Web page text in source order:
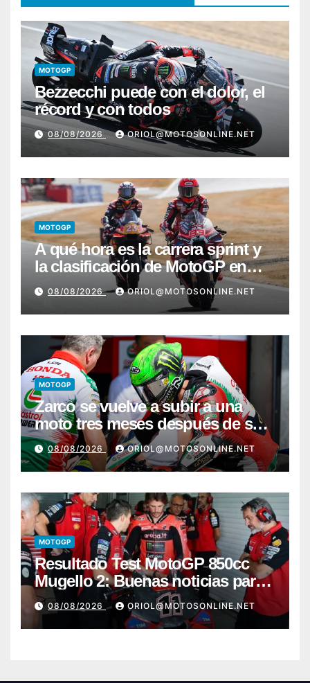
MOTOGP
Bezzecchi puede con el dolor, el
récord y con todos
08/08/2026 ORIOL@MOTOSONLINE.NET
MOTOGP
A qué hora es la carrera sprint y
la clasificación de MotoGP en
Silverstone
08/08/2026 ORIOL@MOTOSONLINE.NET
MOTOGP
Zarco se vuelve a subir a una
moto tres meses después de su
grave lesión
08/08/2026 ORIOL@MOTOSONLINE.NET
MOTOGP
Resultado Test MotoGP 850cc
Mugello 2: Buenas noticias para
Márquez y Acosta
08/08/2026 ORIOL@MOTOSONLINE.NET